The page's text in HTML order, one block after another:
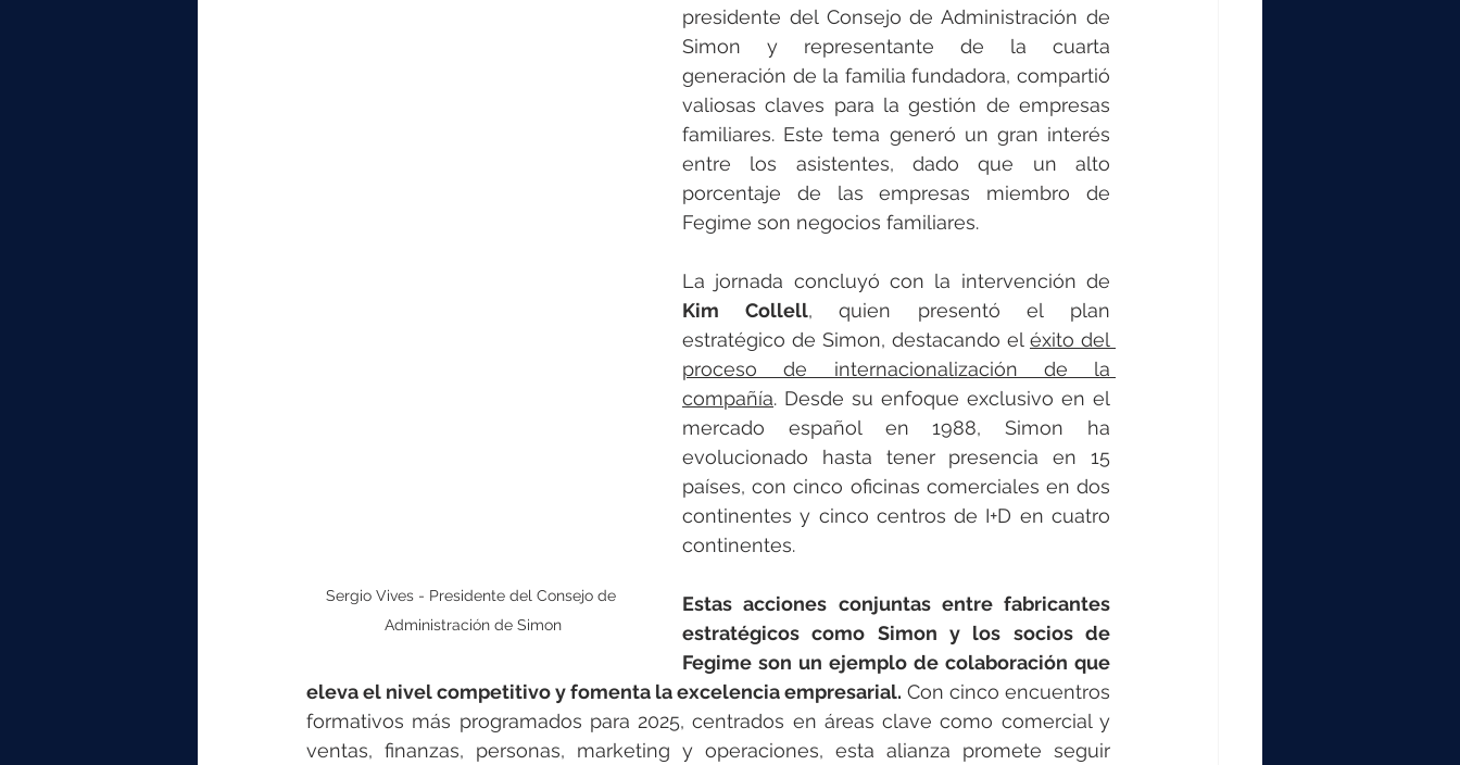
Sergio Vives - Presidente del Consejo de
Administración de Simon
presidente del Consejo de Administración de
Simon y representante de la cuarta
generación de la familia fundadora, compartió
valiosas claves para la gestión de empresas
familiares. Este tema generó un gran interés
entre los asistentes, dado que un alto
porcentaje de las empresas miembro de
Fegime son negocios familiares.
Kim Collell, quien presentó el plan
estratégico de Simon, destacando el éxito del
proceso de internacionalización de la
compañía. Desde su enfoque exclusivo en el
mercado español en 1988, Simon ha
evolucionado hasta tener presencia en 15
países, con cinco oficinas comerciales en dos
continentes y cinco centros de I+D en cuatro
continentes.
Estas acciones conjuntas entre fabricantes
estratégicos como Simon y los socios de
Fegime son un ejemplo de colaboración que
eleva el nivel competitivo y fomenta la excelencia empresarial. Con cinco encuentros
formativos más programados para 2025, centrados en áreas clave como comercial y
ventas, finanzas, personas, marketing y operaciones, esta alianza promete seguir